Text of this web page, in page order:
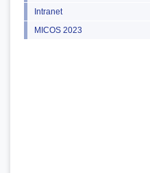
Intranet
MICOS 2023